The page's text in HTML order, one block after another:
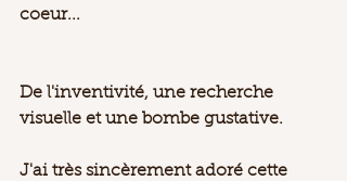
coeur...
De l'inventivité, une recherche
visuelle et une bombe gustative.
J'ai très sincèrement adoré cette